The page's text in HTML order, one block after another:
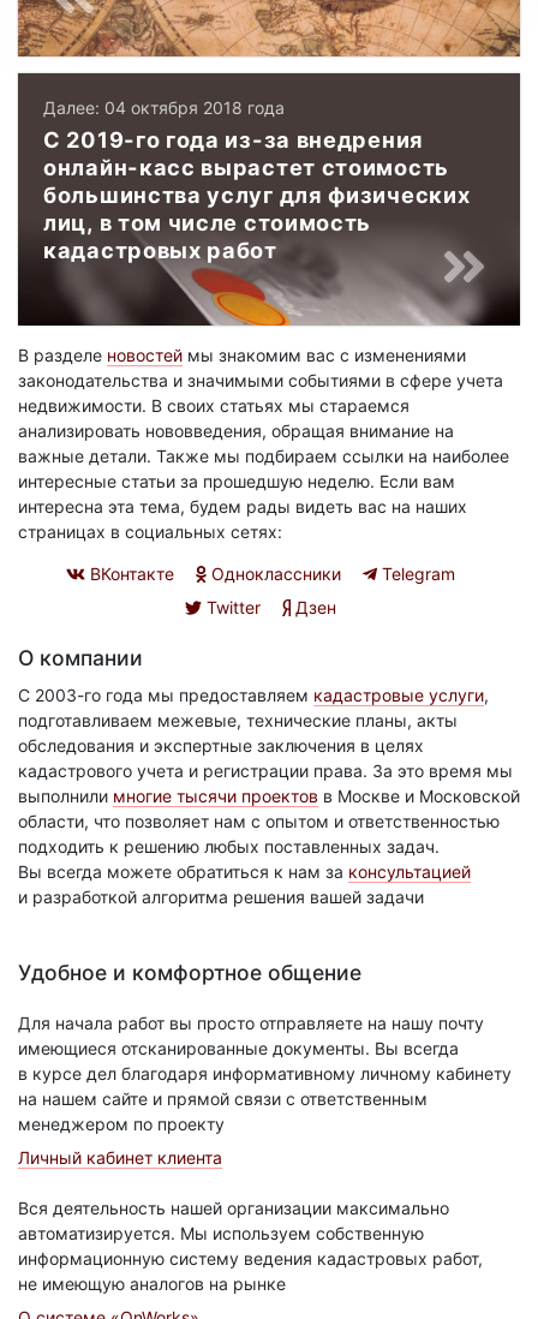
Далее: 04 октября 2018 года
C 2019-го года из-за внедрения
онлайн-касс вырастет стоимость
большинства услуг для физических
лиц, в том числе стоимость
кадастровых работ
В разделе новостей мы знакомим вас с изменениями
законодательства и значимыми событиями в сфере учета
недвижимости. В своих статьях мы стараемся
анализировать нововведения, обращая внимание на
важные детали. Также мы подбираем ссылки на наиболее
интересные статьи за прошедшую неделю. Если вам
интересна эта тема, будем рады видеть вас на наших
страницах в социальных сетях:
ВКонтакте Одноклассники
Telegram
Twitter
Дзен
О компании
С 2003-го года мы предоставляем кадастровые услуги,
подготавливаем межевые, технические планы, акты
обследования и экспертные заключения в целях
кадастрового учета и регистрации права. За это время мы
выполнили многие тысячи проектов в Москве и Московской
области, что позволяет нам с опытом и ответственностью
подходить к решению любых поставленных задач.
Вы всегда можете обратиться к нам за консультацией
и разработкой алгоритма решения вашей задачи
Удобное и комфортное общение
Для начала работ вы просто отправляете на нашу почту
имеющиеся отсканированные документы. Вы всегда
в курсе дел благодаря информативному личному кабинету
на нашем сайте и прямой связи с ответственным
менеджером по проекту
Личный кабинет клиента
Вся деятельность нашей организации максимально
автоматизируется. Мы используем собственную
информационную систему ведения кадастровых работ,
не имеющую аналогов на рынке